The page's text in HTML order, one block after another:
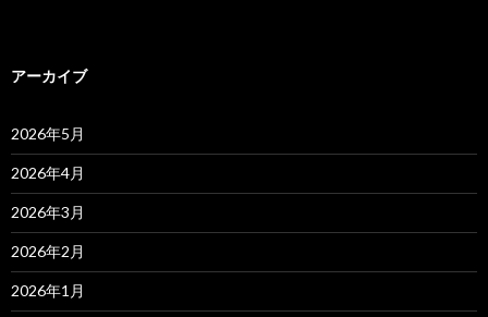
アーカイブ
2026年5月
2026年4月
2026年3月
2026年2月
2026年1月